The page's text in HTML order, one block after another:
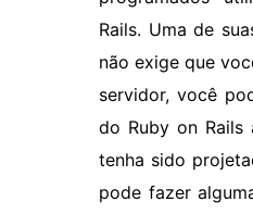
Rails. Uma de
não exige que
servidor, você
do Ruby on Rails
tenha sido
pode fazer